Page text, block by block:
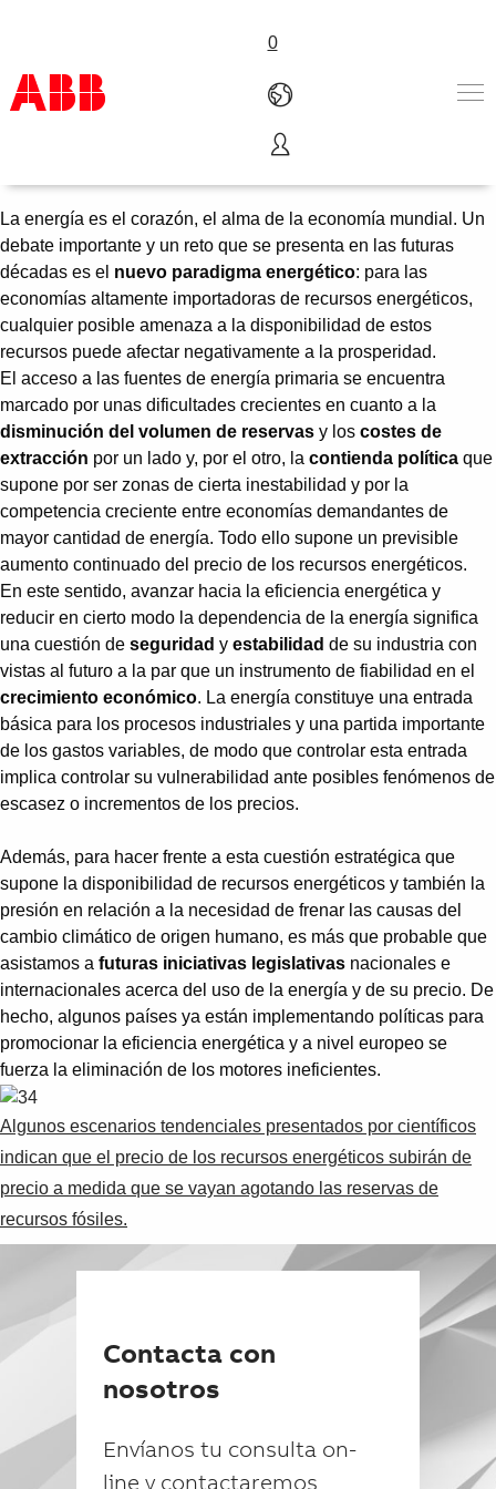
0
Productos & Soluciones
Industrias
Servicios
Sobre ABB
Dónde comprar
Contáctanos
Carreras
Suggestions
Products
See more products
Shopping list preview
0
Inversión de futuro
La energía es el corazón, el alma de la economía mundial. Un
debate importante y un reto que se presenta en las futuras
décadas es el nuevo paradigma energético: para las
economías altamente importadoras de recursos energéticos,
cualquier posible amenaza a la disponibilidad de estos
recursos puede afectar negativamente a la prosperidad.
El acceso a las fuentes de energía primaria se encuentra
marcado por unas dificultades crecientes en cuanto a la
disminución del volumen de reservas y los costes de
extracción por un lado y, por el otro, la contienda política que
supone por ser zonas de cierta inestabilidad y por la
competencia creciente entre economías demandantes de
mayor cantidad de energía. Todo ello supone un previsible
aumento continuado del precio de los recursos energéticos.
En este sentido, avanzar hacia la eficiencia energética y
reducir en cierto modo la dependencia de la energía significa
una cuestión de seguridad y estabilidad de su industria con
vistas al futuro a la par que un instrumento de fiabilidad en el
crecimiento económico. La energía constituye una entrada
básica para los procesos industriales y una partida importante
de los gastos variables, de modo que controlar esta entrada
implica controlar su vulnerabilidad ante posibles fenómenos de
escasez o incrementos de los precios.
Además, para hacer frente a esta cuestión estratégica que
supone la disponibilidad de recursos energéticos y también la
presión en relación a la necesidad de frenar las causas del
cambio climático de origen humano, es más que probable que
asistamos a futuras iniciativas legislativas nacionales e
internacionales acerca del uso de la energía y de su precio. De
hecho, algunos países ya están implementando políticas para
promocionar la eficiencia energética y a nivel europeo se
fuerza la eliminación de los motores ineficientes.
Algunos escenarios tendenciales presentados por científicos
indican que el precio de los recursos energéticos subirán de
precio a medida que se vayan agotando las reservas de
recursos fósiles.
Contacta con
nosotros
Envíanos tu consulta on-
line y contactaremos